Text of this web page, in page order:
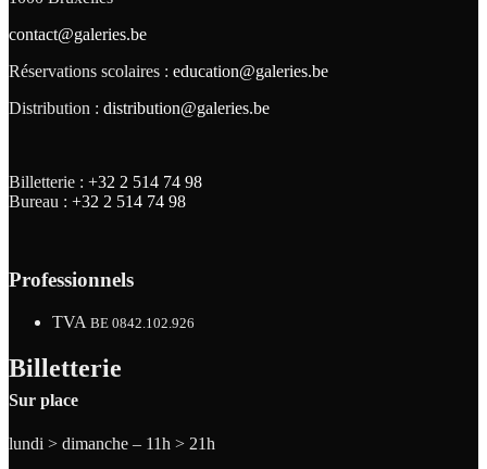
contact@galeries.be
Réservations scolaires : education@galeries.be
Distribution : distribution@galeries.be
Billetterie : +32 2 514 74 98
Bureau : +32 2 514 74 98
Professionnels
TVA BE 0842.102.926
Billetterie
Sur place
lundi > dimanche – 11h > 21h